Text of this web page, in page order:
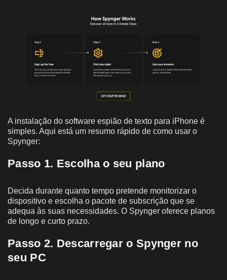
A instalação do software espião de texto para iPhone é
simples. Aqui está um resumo rápido de como usar o
Spynger:
Passo 1. Escolha o seu plano
Decida durante quanto tempo pretende monitorizar o
dispositivo e escolha o pacote de subscrição que se
adequa às suas necessidades. O Spynger oferece planos
de longo e curto prazo.
Passo 2. Descarregar o Spynger no
seu PC